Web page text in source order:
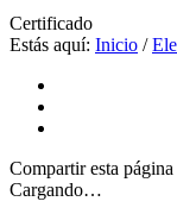
Certificado
Estás aquí: Inicio /
Compartir esta página
Cargando…